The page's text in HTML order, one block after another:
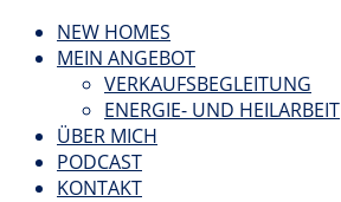
NEW HOMES
MEIN ANGEBOT
VERKAUFSBEGLEITUNG
ENERGIE- UND HEILARBEIT
ÜBER MICH
PODCAST
KONTAKT